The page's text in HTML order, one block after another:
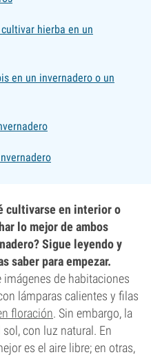
hierba en un
en un invernadero o un
cultivarse en interior o
lo mejor de ambos
Sigue leyendo y
saber para empezar.
de habitaciones
lámparas calientes y filas
floración. Sin embargo, la
con luz natural. En
es el aire libre; en otras,